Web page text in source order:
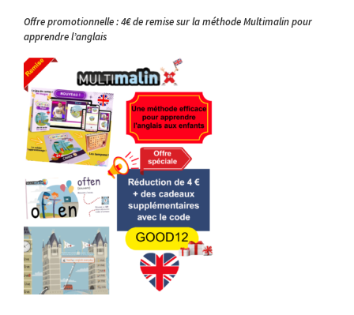
Offre promotionnelle : 4€ de remise sur la méthode Multimalin pour
apprendre l’anglais